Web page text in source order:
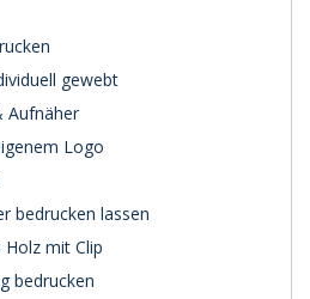
gewebt
Aufnäher
Logo
bedrucken lassen
mit Clip
bedrucken